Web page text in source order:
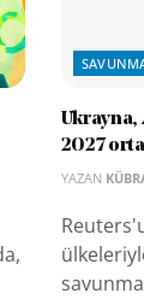
2027
YAZAN